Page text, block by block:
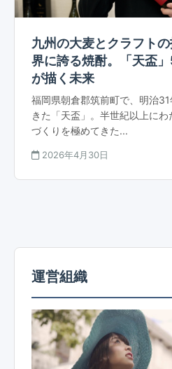
九州の大麦とクラフト
界に誇る焼酎。「天盃
が描く未来
福岡県朝倉郡筑前町で、明治
きた「天盃」。半世紀以上に
づくりを極めてきた...
2026年4月30日
運営組織